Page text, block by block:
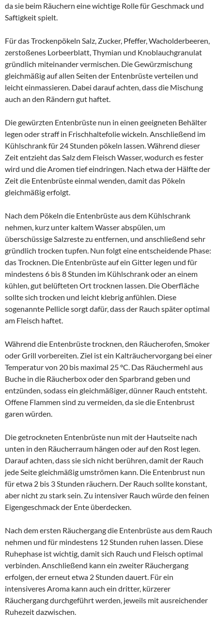
da sie beim Räuchern eine wichtige Rolle für Geschmack und
Saftigkeit spielt.
Für das Trockenpökeln Salz, Zucker, Pfeffer, Wacholderbeeren,
zerstoßenes Lorbeerblatt, Thymian und Knoblauchgranulat
gründlich miteinander vermischen. Die Gewürzmischung
gleichmäßig auf allen Seiten der Entenbrüste verteilen und
leicht einmassieren. Dabei darauf achten, dass die Mischung
auch an den Rändern gut haftet.
Die gewürzten Entenbrüste nun in einen geeigneten Behälter
legen oder straff in Frischhaltefolie wickeln. Anschließend im
Kühlschrank für 24 Stunden pökeln lassen. Während dieser
Zeit entzieht das Salz dem Fleisch Wasser, wodurch es fester
wird und die Aromen tief eindringen. Nach etwa der Hälfte der
Zeit die Entenbrüste einmal wenden, damit das Pökeln
gleichmäßig erfolgt.
Nach dem Pökeln die Entenbrüste aus dem Kühlschrank
nehmen, kurz unter kaltem Wasser abspülen, um
überschüssige Salzreste zu entfernen, und anschließend sehr
gründlich trocken tupfen. Nun folgt eine entscheidende Phase:
das Trocknen. Die Entenbrüste auf ein Gitter legen und für
mindestens 6 bis 8 Stunden im Kühlschrank oder an einem
kühlen, gut belüfteten Ort trocknen lassen. Die Oberfläche
sollte sich trocken und leicht klebrig anfühlen. Diese
sogenannte Pellicle sorgt dafür, dass der Rauch später optimal
am Fleisch haftet.
Während die Entenbrüste trocknen, den Räucherofen, Smoker
oder Grill vorbereiten. Ziel ist ein Kalträuchervorgang bei einer
Temperatur von 20 bis maximal 25 °C. Das Räuchermehl aus
Buche in die Räucherbox oder den Sparbrand geben und
entzünden, sodass ein gleichmäßiger, dünner Rauch entsteht.
Offene Flammen sind zu vermeiden, da sie die Entenbrust
garen würden.
Die getrockneten Entenbrüste nun mit der Hautseite nach
unten in den Räucherraum hängen oder auf den Rost legen.
Darauf achten, dass sie sich nicht berühren, damit der Rauch
jede Seite gleichmäßig umströmen kann. Die Entenbrust nun
für etwa 2 bis 3 Stunden räuchern. Der Rauch sollte konstant,
aber nicht zu stark sein. Zu intensiver Rauch würde den feinen
Eigengeschmack der Ente überdecken.
Nach dem ersten Räuchergang die Entenbrüste aus dem Rauch
nehmen und für mindestens 12 Stunden ruhen lassen. Diese
Ruhephase ist wichtig, damit sich Rauch und Fleisch optimal
verbinden. Anschließend kann ein zweiter Räuchergang
erfolgen, der erneut etwa 2 Stunden dauert. Für ein
intensiveres Aroma kann auch ein dritter, kürzerer
Räuchergang durchgeführt werden, jeweils mit ausreichender
Ruhezeit dazwischen.